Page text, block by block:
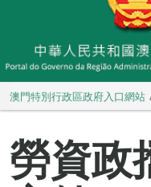
澳門特別行政區政府入口網站
勞資政